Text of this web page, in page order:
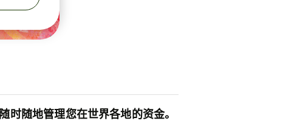
随时随地管理您在世界各地的资金。